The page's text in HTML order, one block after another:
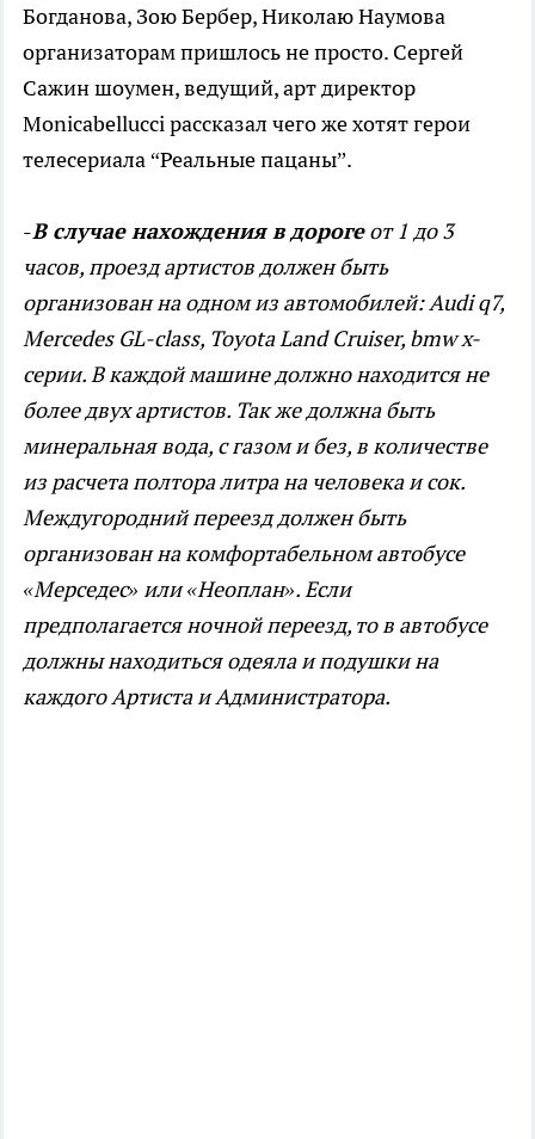
Богданова, Зою Бербер, Николаю Наумова
организаторам пришлось не просто. Сергей
Сажин шоумен, ведущий, арт директор
Monicabellucci рассказал чего же хотят герои
телесериала “Реальные пацаны”.
-В случае нахождения в дорогеот 1 до 3
часов, проезд артистов должен быть
организован на одном из автомобилей: Audi q7,
Mercedes GL-class, Toyota Land Cruiser, bmw x-
серии. В каждой машине должно находится не
более двух артистов. Так же должна быть
минеральная вода, с газом и без, в количестве
из расчета полтора литра на человека и сок.
Междугородний переезд должен быть
организован на комфортабельном автобусе
«Мерседес» или «Неоплан». Если
предполагается ночной переезд, то в автобусе
должны находиться одеяла и подушки на
каждого Артиста и Администратора.